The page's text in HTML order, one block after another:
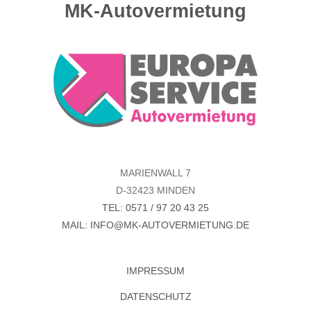
MK-Autovermietung
MARIENWALL 7
D-32423 MINDEN
TEL: 0571 / 97 20 43 25
MAIL: INFO@MK-AUTOVERMIETUNG.DE
IMPRESSUM
DATENSCHUTZ